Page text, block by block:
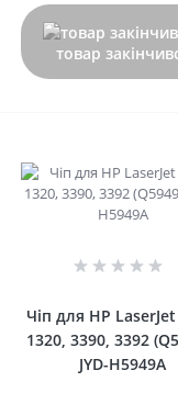
товар
Чіп для HP
1320, 3390, 3392
JYD-H5949A